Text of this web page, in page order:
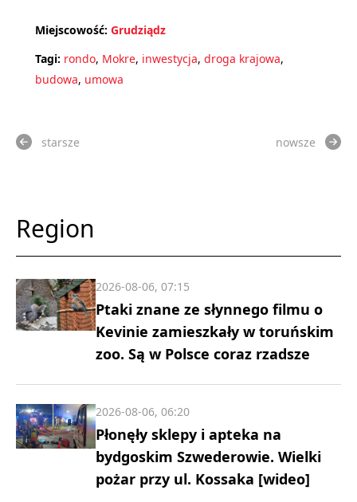
Miejscowość: Grudziądz
Tagi: rondo, Mokre, inwestycja, droga krajowa,
budowa, umowa
starsze nowsze
Region
Ptaki znane ze słynnego filmu o
Kevinie zamieszkały w toruńskim
zoo. Są w Polsce coraz rzadsze
2026-08-06, 07:15
Płonęły sklepy i apteka na
bydgoskim Szwederowie. Wielki
pożar przy ul. Kossaka [wideo]
2026-08-06, 06:20